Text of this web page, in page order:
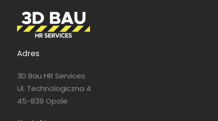
Adres
3D Bau HR Services
Ul. Technologiczna 4
45-839 Opole